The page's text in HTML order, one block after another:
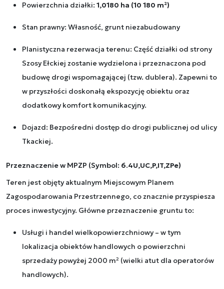
Powierzchnia działki: 1,0180 ha (10 180 m²)
Stan prawny: Własność, grunt niezabudowany
Planistyczna rezerwacja terenu: Część działki od strony
Szosy Ełckiej zostanie wydzielona i przeznaczona pod
budowę drogi wspomagającej (tzw. dublera). Zapewni to
w przyszłości doskonałą ekspozycję obiektu oraz
dodatkowy komfort komunikacyjny.
Dojazd: Bezpośredni dostęp do drogi publicznej od ulicy
Tkackiej.
Przeznaczenie w MPZP (Symbol: 6.4U,UC,P,IT,ZPe)
Teren jest objęty aktualnym Miejscowym Planem
Zagospodarowania Przestrzennego, co znacznie przyspiesza
proces inwestycyjny. Główne przeznaczenie gruntu to:
Usługi i handel wielkopowierzchniowy – w tym
lokalizacja obiektów handlowych o powierzchni
sprzedaży powyżej 2000 m² (wielki atut dla operatorów
handlowych).